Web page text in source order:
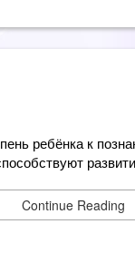
ребёнка к
Continue Reading